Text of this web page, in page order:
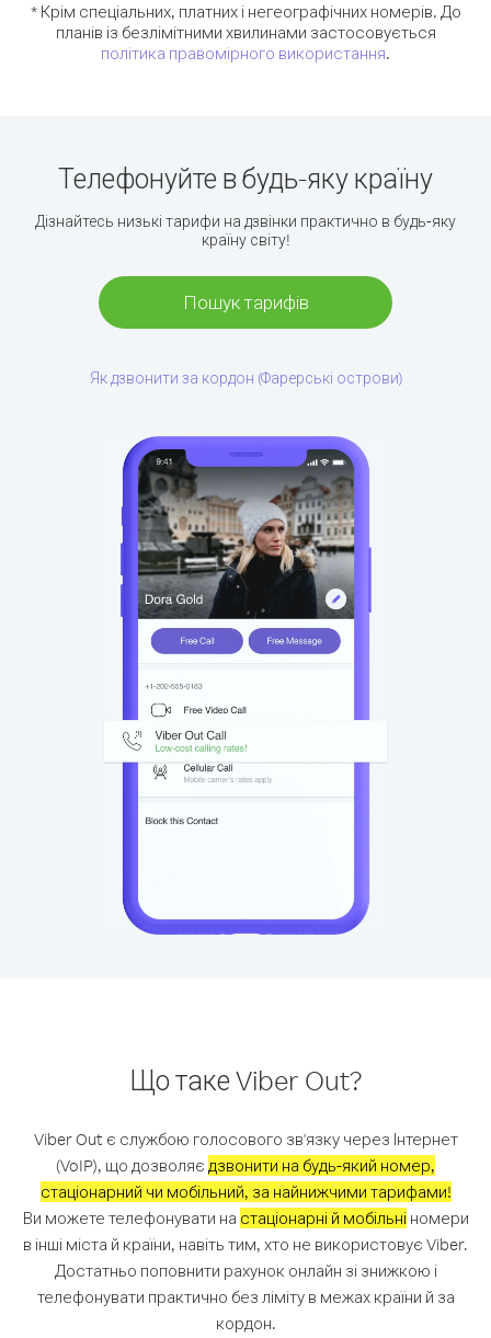
* Крім спеціальних, платних і негеографічних номерів. До
планів із безлімітними хвилинами застосовується
політика правомірного використання.
Телефонуйте в будь-яку країну
Дізнайтесь низькі тарифи на дзвінки практично в будь-яку
країну світу!
Пошук тарифів
Як дзвонити за кордон (Фарерські острови)
Що таке Viber Out?
Viber Out є службою голосового зв'язку через Інтернет
(VoIP), що дозволяє дзвонити на будь-який номер,
стаціонарний чи мобільний, за найнижчими тарифами!
Ви можете телефонувати на стаціонарні й мобільніномери
в інші міста й країни, навіть тим, хто не використовує Viber.
Достатньо поповнити рахунок онлайн зі знижкою і
телефонувати практично без ліміту в межах країни й за
кордон.